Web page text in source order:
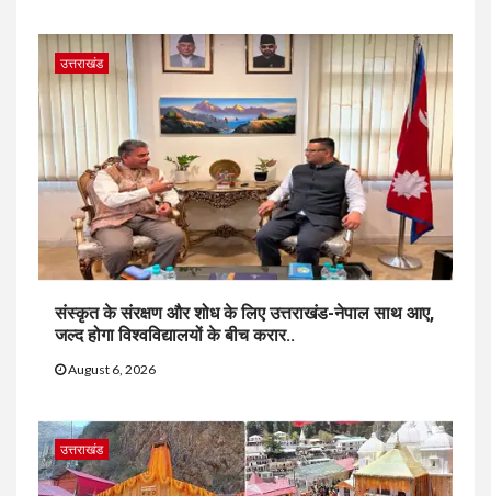
उत्तराखंड
संस्कृत के संरक्षण और शोध के लिए उत्तराखंड-नेपाल साथ आए,
जल्द होगा विश्वविद्यालयों के बीच करार..
August 6, 2026
उत्तराखंड